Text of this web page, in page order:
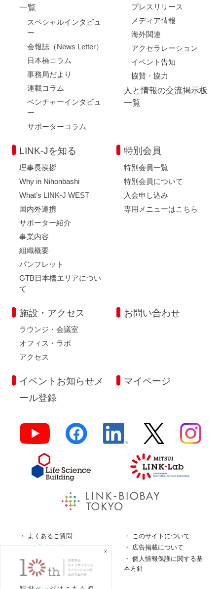
一覧
スペシャルインタビュ
ー
会報誌（News Letter）
日本橋コラム
事務局だより
連載コラム
ベンチャーインタビュ
ー
サポーターコラム
プレスリリース
メディア情報
海外関連
アクセラレーション
イベント告知
協賛・協力
人と情報の交流掲示板
一覧
LINK-Jを知る
理事長挨拶
Why in Nihonbashi
What’s LINK-J WEST
国内外連携
サポーター紹介
事業内容
組織概要
パンフレット
GTB日本橋エリアについ
て
特別会員
特別会員一覧
特別会員について
入会申し込み
専用メニューはこちら
施設・アクセス
ラウンジ・会議室
オフィス・ラボ
アクセス
お問い合わせ
イベントお知らせメ
ール登録
マイページ
よくあるご質問
このサイトについて
ロゴガイドライン
広告掲載について
特定商取引法に基づく表
個人情報保護に関する基
本方針